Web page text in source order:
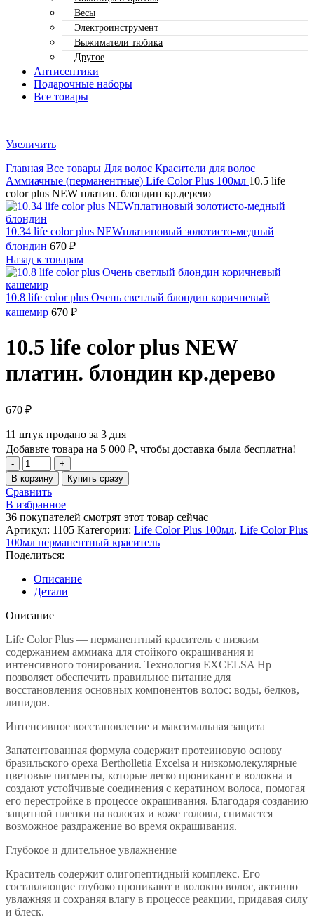
Весы
Электроинструмент
Выжиматели тюбика
Другое
Антисептики
Подарочные наборы
Все товары
Увеличить
Главная Все товары Для волос Красители для волос
Аммиачные (перманентные) Life Color Plus 100мл 10.5 life
color plus NEW платин. блондин кр.дерево
10.34 life color plus NEWплатиновый золотисто-медный
блондин 670 ₽
Назад к товарам
10.8 life color plus Очень светлый блондин коричневый
кашемир 670 ₽
10.5 life color plus NEW
платин. блондин кр.дерево
670 ₽
11 штук продано за 3 дня
Добавьте товара на 5 000 ₽, чтобы доставка была бесплатна!
В корзину Купить сразу
Сравнить
В избранное
36 покупателей смотрят этот товар сейчас
Артикул: 1105 Категории: Life Color Plus 100мл, Life Color Plus
100мл перманентный краситель
Поделиться:
Описание
Детали
Описание
Life Color Plus — перманентный краситель с низким
содержанием аммиака для стойкого окрашивания и
интенсивного тонирования. Технология EXCELSA Hp
позволяет обеспечить правильное питание для
восстановления основных компонентов волос: воды, белков,
липидов.
Интенсивное восстановление и максимальная защита
Запатентованная формула содержит протеиновую основу
бразильского ореха Bertholletia Excelsa и низкомолекулярные
цветовые пигменты, которые легко проникают в волокна и
создают устойчивые соединения с кератином волоса, помогая
его перестройке в процессе окрашивания. Благодаря созданию
защитной пленки на волосах и коже головы, снимается
возможное раздражение во время окрашивания.
Глубокое и длительное увлажнение
Краситель содержит олигопептидный комплекс. Его
составляющие глубоко проникают в волокно волос, активно
увлажняя и сохраняя влагу в процессе реакции, придавая силу
и блеск.